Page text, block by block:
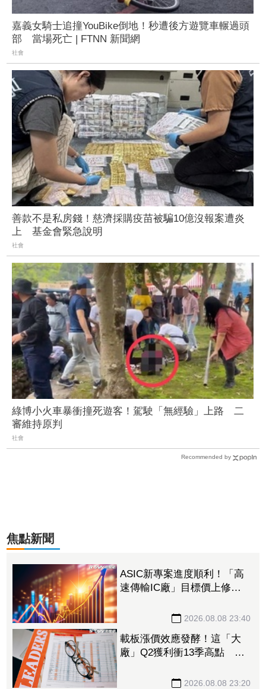
嘉義女騎士追撞YouBike倒地！秒遭後方遊覽車輾過頭
部 當場死亡 | FTNN 新聞網
社會
善款不是私房錢！慈濟採購疫苗被騙10億沒報案遭炎
上 基金會緊急說明
社會
綠博小火車暴衝撞死遊客！駕駛「無經驗」上路 二
審維持原判
社會
Recommended by
焦點新聞
ASIC新專案進度順利！「高
速傳輸IC廠」目標價上修至
2026.08.08 23:40
載板漲價效應發酵！這「大
廠」Q2獲利衝13季高點 再
2026.08.08 23:20